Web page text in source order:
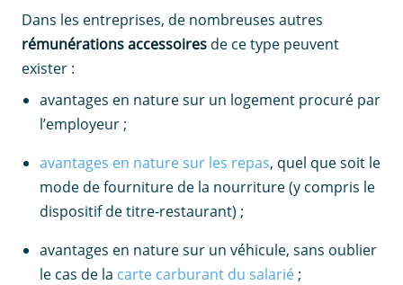
Dans les entreprises, de nombreuses autres
rémunérations accessoires de ce type peuvent
exister :
avantages en nature sur un logement procuré par
l’employeur ;
avantages en nature sur les repas, quel que soit le
mode de fourniture de la nourriture (y compris le
dispositif de titre-restaurant) ;
avantages en nature sur un véhicule, sans oublier
le cas de la carte carburant du salarié ;